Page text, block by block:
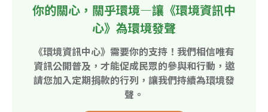
你的關心，關乎環境—讓《環境資訊中
心》為環境發聲
《環境資訊中心》需要你的支持！我們相信唯有
資訊公開普及，才能促成民眾的參與和行動，邀
請您加入定期捐款的行列，讓我們持續為環境發
聲。